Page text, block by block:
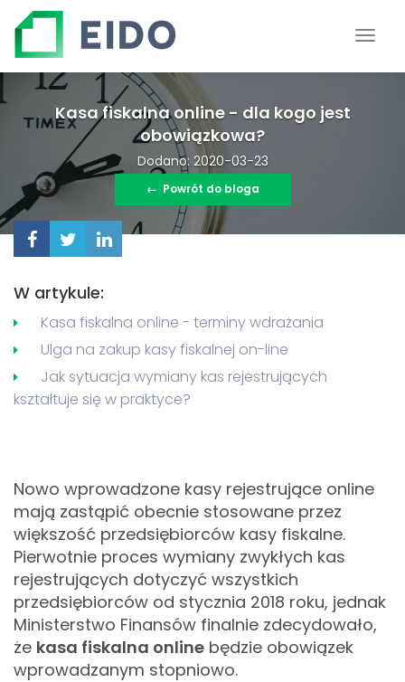
Kasa fiskalna online - dla kogo jest
obowiązkowa?
Dodano: 2020-03-23
← Powrót do bloga
W artykule:
Kasa fiskalna online - terminy wdrażania
Ulga na zakup kasy fiskalnej on-line
Jak sytuacja wymiany kas rejestrujących
kształtuje się w praktyce?
Nowo wprowadzone kasy rejestrujące online
mają zastąpić obecnie stosowane przez
większość przedsiębiorców kasy fiskalne.
Pierwotnie proces wymiany zwykłych kas
rejestrujących dotyczyć wszystkich
przedsiębiorców od stycznia 2018 roku, jednak
Ministerstwo Finansów finalnie zdecydowało,
że kasa fiskalna online będzie obowiązek
wprowadzanym stopniowo.